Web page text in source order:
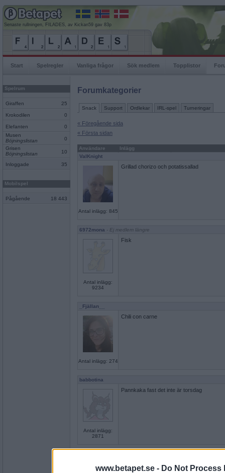
www.betapet.se - Do Not Process
Senaste rullningen, FILADES, av Kickan59 gav 83p
Start Spelregler Vanliga frågor Sök medlem Topplistor
Spelrum
Giraffen 25
Krokodilen 0
Elefanten
0
Musen
Böjningslistan
0
Grisen
Böjningslistan
10
Inloggade 35
Mobilspel
Pågående 18 443
Forumkategorier
Snack Support Ordlekar IRL-spel Turneringar
« Föregående sida
« Första sidan
Användare
Inlägg
ValKnight
Antal inlägg: 845
Grillad chorizo och potatissallad
6972mona - Ej medlem längre
Antal inlägg:
9234
Fisk
_Fjällan__
Antal inlägg: 274
Chili con carne
babbotina
Antal inlägg:
2871
Pannkaka fast det inte är torsdag
2 vegetariska korvar och färsk broccoli..